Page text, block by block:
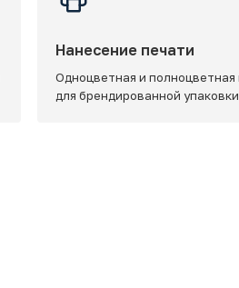
Нанесение печати
Одноцветная и полноцветная
для брендированной упаковки